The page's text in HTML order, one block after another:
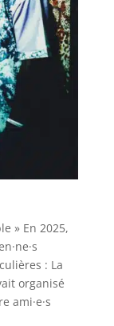
» En 2025,
: La
organisé
ami·e·s